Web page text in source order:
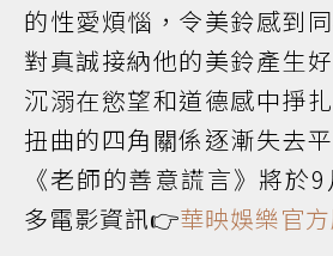
的性愛煩惱，令美鈴感到
對真誠接納他的美鈴產生
沉溺在慾望和道德感中掙
扭曲的四角關係逐漸失去
《老師的善意謊言》將於
多電影資訊👉華映娛樂官